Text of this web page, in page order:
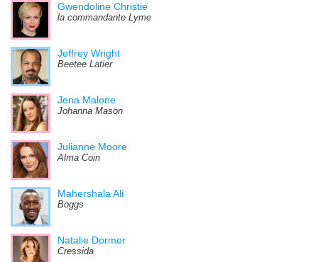
Gwendoline Christie
la commandante Lyme
Jeffrey Wright
Beetee Latier
Jena Malone
Johanna Mason
Julianne Moore
Alma Coin
Mahershala Ali
Boggs
Natalie Dormer
Cressida